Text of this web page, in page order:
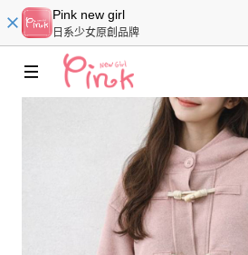
Pink new girl
日系少女原創品牌